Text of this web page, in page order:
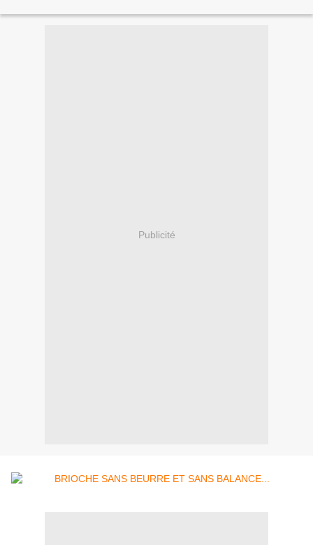
Publicité